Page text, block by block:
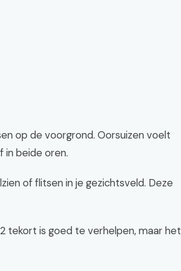
op de voorgrond. Oorsuizen voelt
in beide oren.
of flitsen in je gezichtsveld. Deze
tekort is goed te verhelpen, maar het